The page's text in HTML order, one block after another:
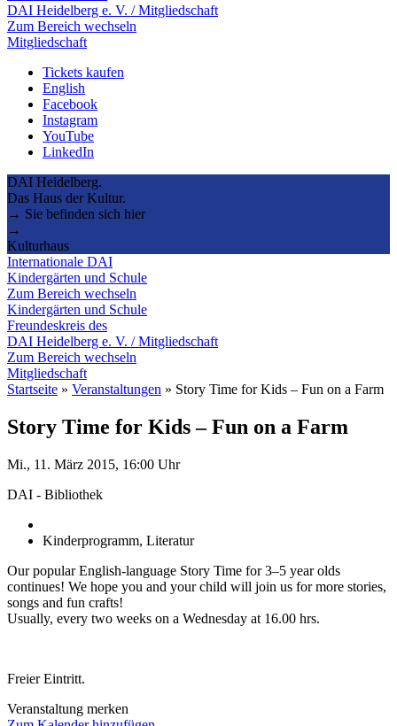
DAI Heidelberg e. V. / Mitgliedschaft
Zum Bereich wechseln
Mitgliedschaft
Tickets kaufen
English
Facebook
Instagram
YouTube
LinkedIn
DAI Heidelberg.
Das Haus der Kultur.
→ Sie befinden sich hier
→
Kulturhaus
Internationale DAI
Kindergärten und Schule
Zum Bereich wechseln
Kindergärten und Schule
Freundeskreis des
DAI Heidelberg e. V. / Mitgliedschaft
Zum Bereich wechseln
Mitgliedschaft
Startseite » Veranstaltungen » Story Time for Kids – Fun on a Farm
Story Time for Kids – Fun on a Farm
Mi., 11. März 2015, 16:00 Uhr
DAI - Bibliothek
Kinderprogramm, Literatur
Our popular English-language Story Time for 3–5 year olds
continues! We hope you and your child will join us for more stories,
songs and fun crafts!
Usually, every two weeks on a Wednesday at 16.00 hrs.
Freier Eintritt.
Veranstaltung merken